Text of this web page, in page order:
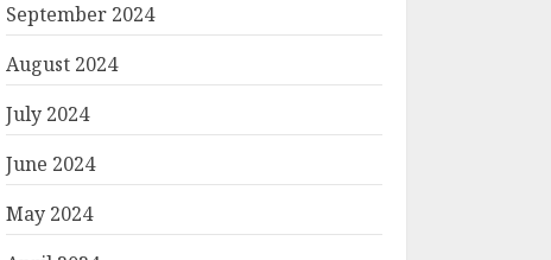
September 2024
August 2024
July 2024
June 2024
May 2024